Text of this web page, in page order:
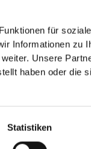
für
Informationen zu
Unsere
haben oder die
Statistiken